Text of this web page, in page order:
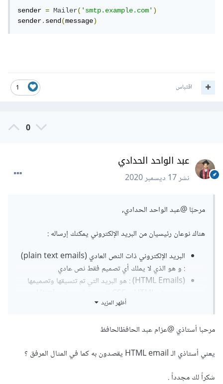
sender = Mailer('smtp.example.com')
sender.send(message)
1 اقتباس
0
عبد الواحد الحدادي
نشر17 ديسمبر 2020
مرحبًا@عبد الواحد الحدادي,
هناك نوعان رئيسيان من البريد الإلكتروني يمكنك إرساله :
البريد الإلكتروني ذات النص العادي (plain text emails)
: و هو الذي لا يملك أي تصميم فقط نص عادي
(HTML Emails) : هو البريد التي تم تنسيقها وتصميمها
تقوم بسحب و وضع عناصر البريد هذه الخدمات تقوم بتخويل هذه
التصاميم الى شيفرة Html و Css كلتي تقوم انت بإستخدمها لبناء
واجهة المستخدم .
أظهر المزيد
مرحبا أستاذي@عزام عبد الحافظالحافظ
يعني أستاذي الـ HTML email يقصدون به كما في المثال المرفق ؟
شكراً لك مجدداً .